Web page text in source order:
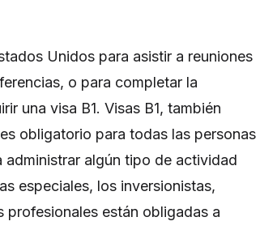
Unidos para asistir a reuniones
o para completar la
una visa B1. Visas B1, también
obligatorio para todas las personas
algún tipo de actividad
especiales, los inversionistas,
están obligadas a